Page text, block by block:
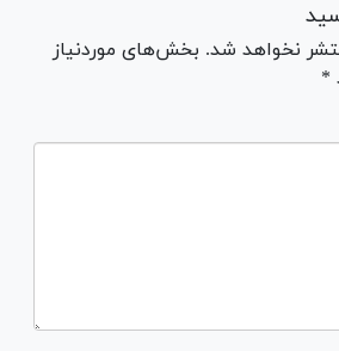
نخواهد شد. بخش‌های موردنیاز
*